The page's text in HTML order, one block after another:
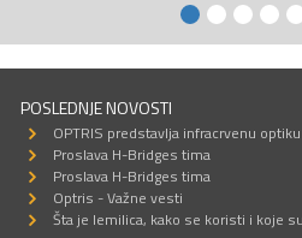
POSLEDNJE NOVOSTI
OPTRIS predstavlja infracrvenu
Proslava H-Bridges tima
Proslava H-Bridges tima
Optris - Važne vesti
Šta je lemilica, kako se koristi i koje